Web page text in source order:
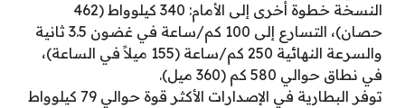
النسخة خطوة أخرى إلى الأمام: 340 كيلوواط (462
حصان)، التسارع إلى 100 كم/ساعة في غضون 3.5 ثانية
والسرعة النهائية 250 كم/ساعة (155 ميلاً في الساعة)،
في نطاق حوالي 580 كم (360 ميل).
توفر البطارية في الإصدارات الأكثر قوة حوالي 79 كيلوواط